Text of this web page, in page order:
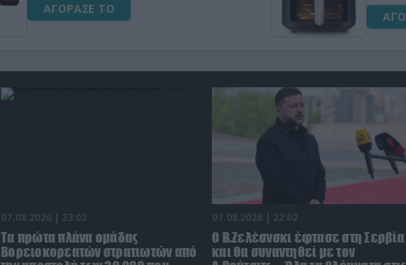
ΑΓΟΡΑΣΕ ΤΟ
07.08.2026 | 23:02
Τα πρώτα πλάνα ομάδας
Βορειοκορεατών στρατιωτών από
07.08.2026 | 22:02
Ο Β.Ζελέσνσκι έφτασε στη Σερβία
και θα συναντηθεί με τον